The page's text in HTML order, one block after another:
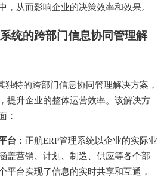
，从而影响企业的决策效率和效果。
统的跨部门信息协同管理解
独特的跨部门信息协同管理解决方案，
提升企业的整体运营效率。该解决方
：
台 ：正航ERP管理系统以企业的实际业
盖营销、计划、制造、供应等各个部
平台实现了信息的实时共享和互通，